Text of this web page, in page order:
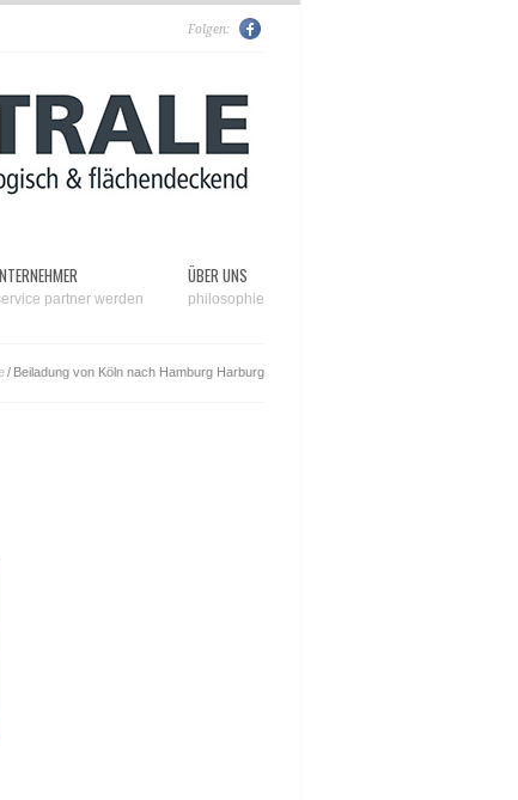
Folgen:
partner werden
ÜBER UNS
philosophie
/ Beiladung von Köln nach Hamburg Harburg